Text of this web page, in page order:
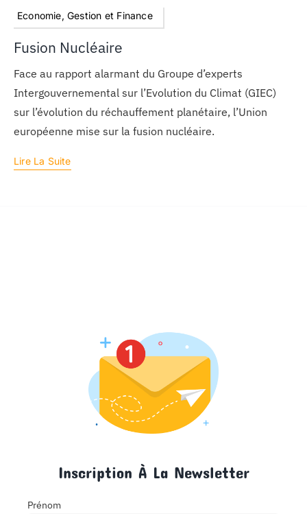
Economie, Gestion et Finance
Fusion Nucléaire
Face au rapport alarmant du Groupe d’experts
Intergouvernemental sur l’Evolution du Climat (GIEC)
sur l’évolution du réchauffement planétaire, l’Union
européenne mise sur la fusion nucléaire.
Lire La Suite
Inscription À La Newsletter
Prénom